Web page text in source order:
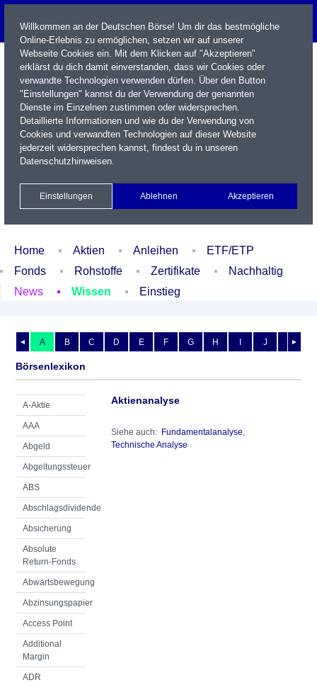
Name / WKN / ISIN / Kürzel
Xetra Realtime
Watchlist Portfolio Login
Home Aktien Anleihen
ETF/ETP
Fonds
Rohstoffe Zertifikate
Nachhaltig
News
Wissen Einstieg
◄ ►
A B C D E F G H I J K
Börsenlexikon
A-Aktie
AAA
Abgeld
Abgeltungssteuer
ABS
Abschlagsdividende
Absicherung
Absolute
Return-Fonds
Abwärtsbewegung
Abzinsungspapier
Access Point
Additional
Margin
ADR
Aktienanalyse
Siehe auch: Fundamentalanalyse,
Technische Analyse
Willkommen an der Deutschen Börse! Um dir das bestmögliche
Online-Erlebnis zu ermöglichen, setzen wir auf unserer
Webseite Cookies ein. Mit dem Klicken auf "Akzeptieren"
erklärst du dich damit einverstanden, dass wir Cookies oder
verwandte Technologien verwenden dürfen. Über den Button
"Einstellungen" kannst du der Verwendung der genannten
Dienste im Einzelnen zustimmen oder widersprechen.
Detaillierte Informationen und wie du der Verwendung von
Cookies und verwandten Technologien auf dieser Website
jederzeit widersprechen kannst, findest du in unseren
Datenschutzhinweisen.
Einstellungen Ablehnen Akzeptieren